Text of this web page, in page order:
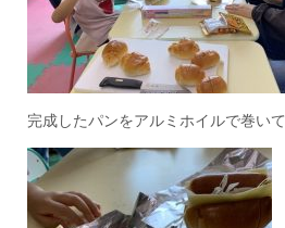
完成したパンをアルミホイルで巻いて